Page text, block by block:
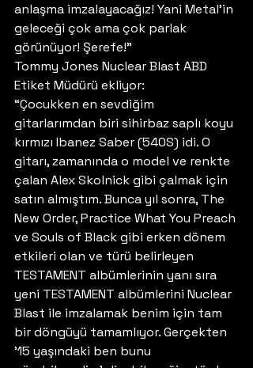
anlaşma imzalayacağız! Yani Metal’in
geleceği çok ama çok parlak
görünüyor! Şerefe!”
Tommy Jones Nuclear Blast ABD
Etiket Müdürü ekliyor:
“Çocukken en sevdiğim
gitarlarımdan biri sihirbaz saplı koyu
kırmızı Ibanez Saber (540S) idi. O
gitarı, zamanında o model ve renkte
çalan Alex Skolnick gibi çalmak için
satın almıştım. Bunca yıl sonra, The
New Order, Practice What You Preach
ve Souls of Black gibi erken dönem
etkileri olan ve türü belirleyen
TESTAMENT albümlerinin yanı sıra
yeni TESTAMENT albümlerini Nuclear
Blast ile imzalamak benim için tam
bir döngüyü tamamlıyor. Gerçekten
’15 yaşındaki ben bunu